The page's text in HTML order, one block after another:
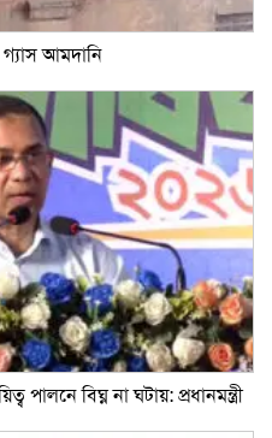
আমদানি
পালনে বিঘ্ন না ঘটায়: প্রধানমন্ত্রী